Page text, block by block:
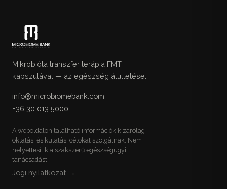
Mikrobióta transzfer terápia FMT
kapszulával — az egészség átültetése.
info@microbiomebank.com
+36 30 013 5000
A weboldalon található információk kizárólag
oktatási és kutatási célokat szolgálnak. Nem
helyettesítik a szakszerű egészségügyi
tanácsadást.
Jogi nyilatkozat →